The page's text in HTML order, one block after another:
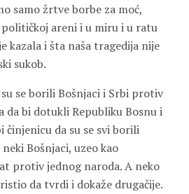
samo žrtve borbe za moć,
areni i u miru i u ratu
kazala i šta naša tragedija nije
sukob.
se borili Bošnjaci i Srbi protiv
da bi dotukli Republiku Bosnu i
činjenicu da su se svi borili
Bošnjaci, uzeo kao
protiv jednog naroda. A neko
da tvrdi i dokaže drugačije.